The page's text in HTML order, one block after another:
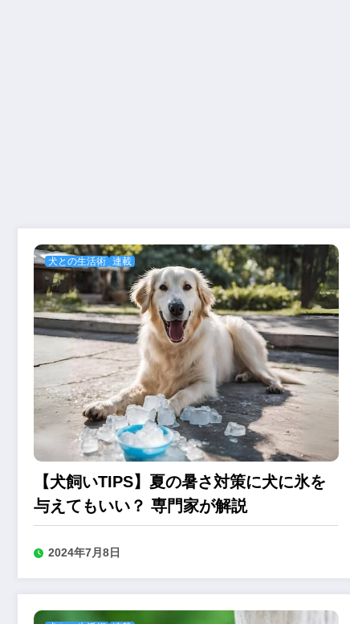
犬との生活術 連載
【犬飼いTIPS】夏の暑さ対策に犬に氷を
与えてもいい？ 専門家が解説
2024年7月8日